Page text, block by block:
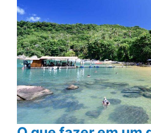
barco
para
fazer
em
Angra
dos
Reis